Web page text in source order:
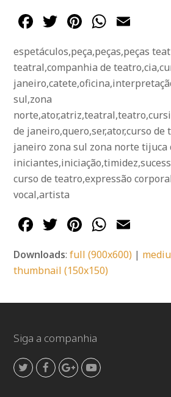
Facebook
Twitter
Pinterest
espetáculos,peça,peças,peças
teatral,companhia de
sul,zona
de janeiro,quero,ser,ator,curso
janeiro zona sul zona norte tijuca
curso de teatro,expressão
vocal,artista
Facebook
Twitter
Pinterest
Downloads:full (900x600) |
thumbnail (150x150)
Siga a companhia
TwitterFacebookGooglePlus
Youtube